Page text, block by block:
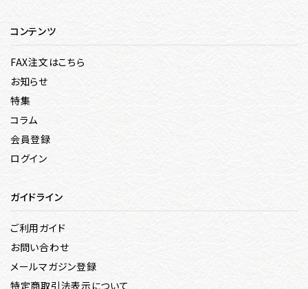
コンテンツ
FAX注文はこちら
お知らせ
特集
コラム
会員登録
ログイン
ガイドライン
ご利用ガイド
お問い合わせ
メールマガジン登録
特定商取引法表示について